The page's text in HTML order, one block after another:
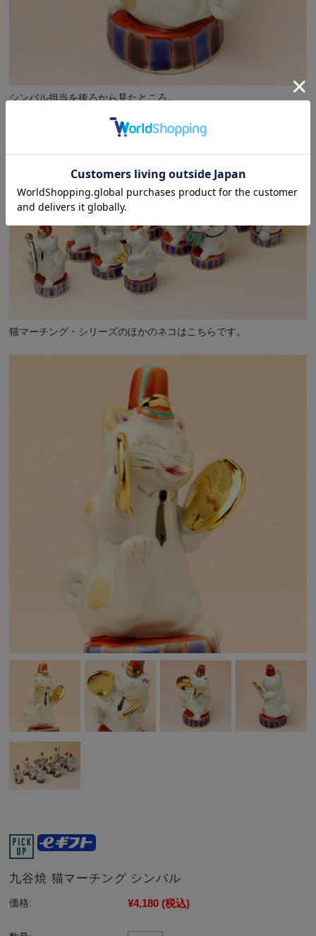
シンバル担当を後ろから見たところ。
猫マーチング・シリーズのほかのネコは こちらです。
九谷焼 猫マーチング シンバル
価格: ¥4,180 (税込)